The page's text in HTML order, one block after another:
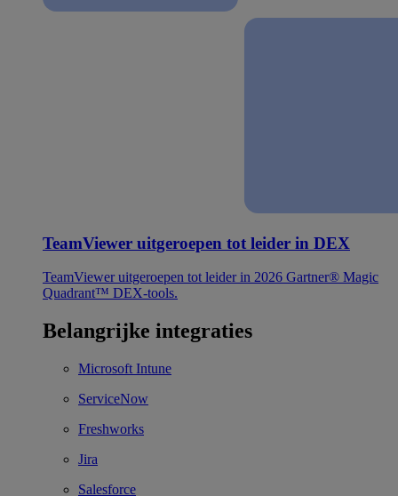
TeamViewer uitgeroepen tot leider in DEX
TeamViewer uitgeroepen tot leider in 2026 Gartner® Magic
Quadrant™ DEX-tools.
Belangrijke integraties
Microsoft Intune
ServiceNow
Freshworks
Jira
Salesforce